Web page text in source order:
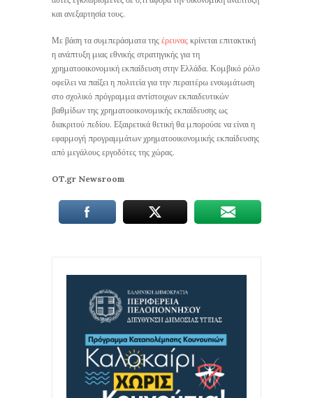
και ανεξαρτησία τους.
Με βάση τα συμπεράσματα της έρευνας κρίνεται επιτακτική
η ανάπτυξη μιας εθνικής στρατηγικής για τη
χρηματοοικονομική εκπαίδευση στην Ελλάδα. Κομβικό ρόλο
οφείλει να παίξει η πολιτεία για την περαιτέρω ενσωμάτωση
στο σχολικό πρόγραμμα αντίστοιχων εκπαιδευτικών
βαθμίδων της χρηματοοικονομικής εκπαίδευσης ως
διακριτού πεδίου. Εξαιρετικά θετική θα μπορούσε να είναι η
εφαρμογή προγραμμάτων χρηματοοικονομικής εκπαίδευσης
από μεγάλους εργοδότες της χώρας.
OT.gr Newsroom